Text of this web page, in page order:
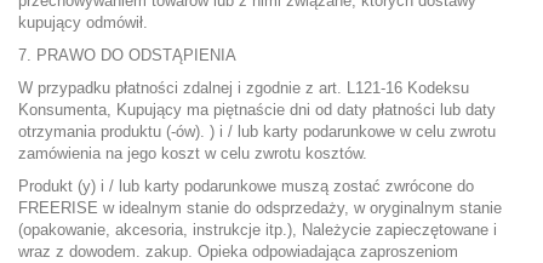
kupujący odmówił.
7. PRAWO DO ODSTĄPIENIA
W przypadku płatności zdalnej i zgodnie z art. L121-16 Kodeksu
Konsumenta, Kupujący ma piętnaście dni od daty płatności lub daty
otrzymania produktu (-ów). ) i / lub karty podarunkowe w celu zwrotu
zamówienia na jego koszt w celu zwrotu kosztów.
Produkt (y) i / lub karty podarunkowe muszą zostać zwrócone do
FREERISE w idealnym stanie do odsprzedaży, w oryginalnym stanie
(opakowanie, akcesoria, instrukcje itp.), Należycie zapieczętowane i
wraz z dowodem. zakup. Opieka odpowiadająca zaproszeniom